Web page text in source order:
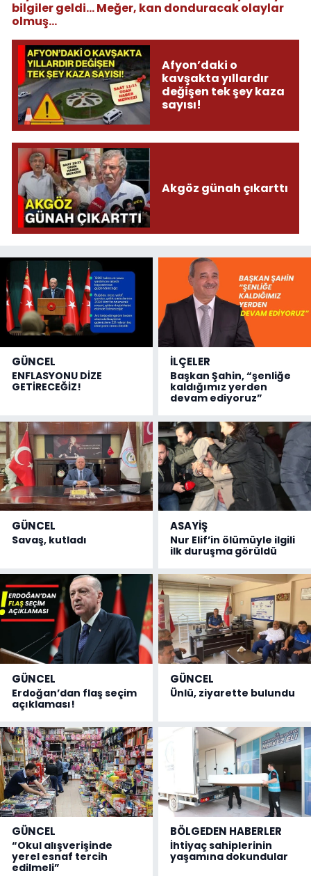
bilgiler geldi... Meğer, kan donduracak olaylar
olmuş...
Afyon’daki o
kavşakta yıllardır
değişen tek şey kaza
sayısı!
Akgöz günah çıkarttı
GÜNCEL
ENFLASYONU DİZE
GETİRECEĞİZ!
İLÇELER
Başkan Şahin, “şenliğe
kaldığımız yerden
devam ediyoruz”
GÜNCEL
Savaş, kutladı
ASAYİŞ
Nur Elif’in ölümüyle ilgili
ilk duruşma görüldü
GÜNCEL
Erdoğan’dan flaş seçim
açıklaması!
GÜNCEL
Ünlü, ziyarette bulundu
GÜNCEL
“Okul alışverişinde
yerel esnaf tercih
edilmeli”
BÖLGEDEN HABERLER
İhtiyaç sahiplerinin
yaşamına dokundular